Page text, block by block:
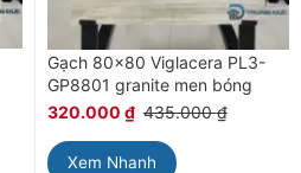
Gạch 80×80 Viglacera PL3-
GP8801 granite men bóng
320.000 ₫ 435.000₫
Xem Nhanh